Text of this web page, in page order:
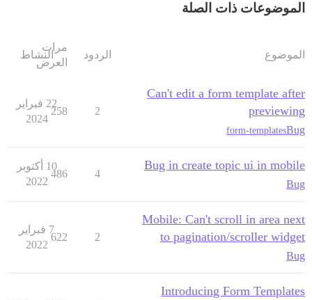
الموضوعات ذات الصلة
الموضوع الردود
مرات
العرض
النشاط
Can't edit a form template after
previewing
Bug
form-templates
2
258
22 فبراير
2024
Bug in create topic ui in mobile
Bug
4
486
10 أكتوبر
2022
Mobile: Can't scroll in area next
to pagination/scroller widget
Bug
2
622
7 فبراير
2022
Introducing Form Templates